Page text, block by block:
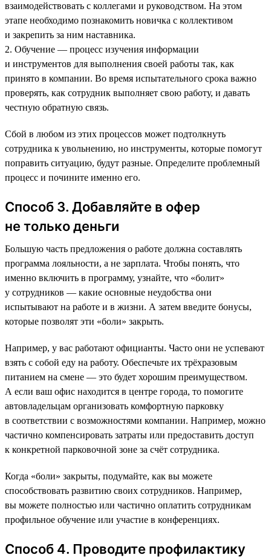
взаимодействовать с коллегами и руководством. На этом
этапе необходимо познакомить новичка с коллективом
и закрепить за ним наставника.
2. Обучение — процесс изучения информации
и инструментов для выполнения своей работы так, как
принято в компании. Во время испытательного срока важно
проверять, как сотрудник выполняет свою работу, и давать
честную обратную связь.
Сбой в любом из этих процессов может подтолкнуть
сотрудника к увольнению, но инструменты, которые помогут
поправить ситуацию, будут разные. Определите проблемный
процесс и почините именно его.
Способ 3. Добавляйте в офер
не только деньги
Большую часть предложения о работе должна составлять
программа лояльности, а не зарплата. Чтобы понять, что
именно включить в программу, узнайте, что «болит»
у сотрудников — какие основные неудобства они
испытывают на работе и в жизни. А затем введите бонусы,
которые позволят эти «боли» закрыть.
Например, у вас работают официанты. Часто они не успевают
взять с собой еду на работу. Обеспечьте их трёхразовым
питанием на смене — это будет хорошим преимуществом.
А если ваш офис находится в центре города, то помогите
автовладельцам организовать комфортную парковку
в соответствии с возможностями компании. Например, можно
частично компенсировать затраты или предоставить доступ
к конкретной парковочной зоне за счёт сотрудника.
Когда «боли» закрыты, подумайте, как вы можете
способствовать развитию своих сотрудников. Например,
вы можете полностью или частично оплатить сотрудникам
профильное обучение или участие в конференциях.
Способ 4. Проводите профилактику